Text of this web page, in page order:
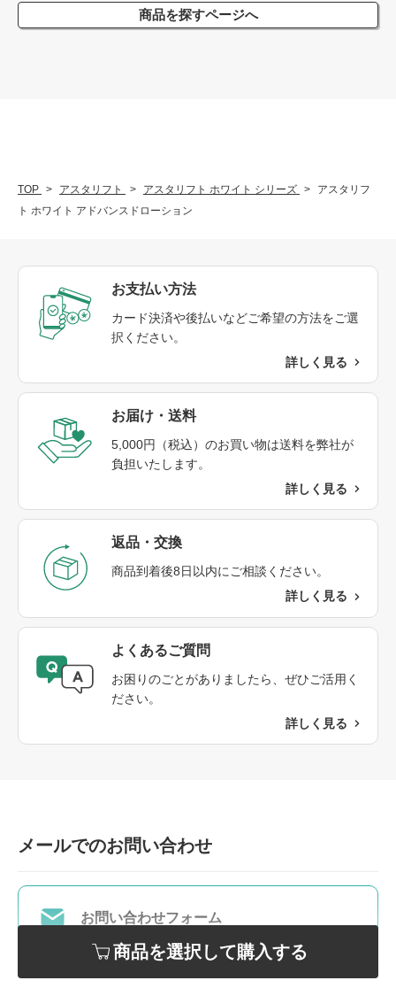
商品を選択して購入する
購入商品を選択してください
定期購入 通常購入
定期割引 10～15％OFF の価格は、ログイン後のカー
トでご確認いただけます。
本品130mL
約2ヶ月
レフィル130mL 4,202円(税込)
お届け間隔
カートに追加
定期の場合の送料は弊社が負担いたします。
商品を探すページへ
TOP アスタリフト アスタリフト ホワイト シリーズ
アスタリフ
ト ホワイト アドバンスドローション
お支払い方法
カード決済や後払いなどご希望の方法をご選
択ください。
詳しく見る
お届け・送料​
5,000円（税込）のお買い物は送料を弊社が
負担いたします。
詳しく見る
返品・交換​
商品到着後8日以内にご相談ください。​
詳しく見る
よくあるご質問​
お困りのごとがありましたら、ぜひご活用く
ださい。
詳しく見る
メールでのお問い合わせ
お問い合わせフォーム